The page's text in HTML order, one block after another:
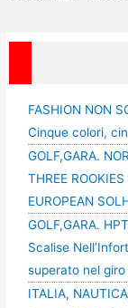
FASHION NON
Cinque colori,
GOLF,GARA.
THREE
EUROPEAN
GOLF,GARA.
Scalise
superato nel giro
ITALIA,